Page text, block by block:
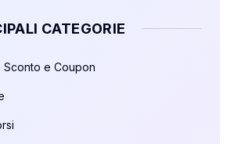
CATEGORIE
Sconto e Coupon